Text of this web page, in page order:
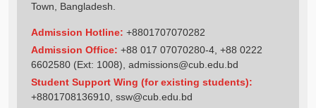
Town, Bangladesh.
Admission Hotline: +8801707070282
Admission Office: +88 017 07070280-4, +88 0222
6602580 (Ext: 1008), admissions@cub.edu.bd
Student Support Wing (for existing students):
+8801708136910 ssw@cub.edu.bd